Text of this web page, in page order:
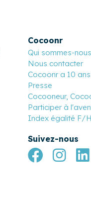
Cocoonr
Qui sommes-
Nous contacter
Cocoonr a 10
Presse
Cocooneur,
Participer à
Index égalité F/H
Suivez-nous